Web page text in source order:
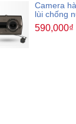
Camera
lùi chống
590,000₫